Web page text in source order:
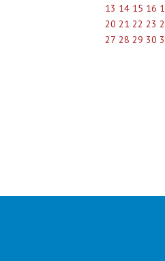
13 14 15 16
20 21 22 23
27 28 29 30